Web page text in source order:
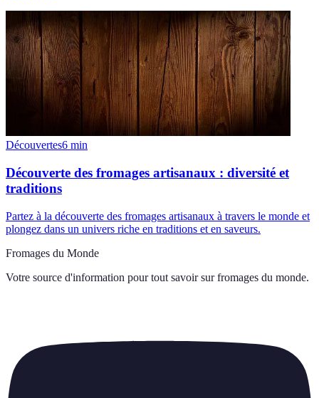
Découvertes6 min
Découverte des fromages artisanaux : diversité et
traditions
Partez à la découverte des fromages artisanaux à travers le monde et
plongez dans un univers riche en traditions et en saveurs.
Fromages du Monde
Votre source d'information pour tout savoir sur fromages du monde.